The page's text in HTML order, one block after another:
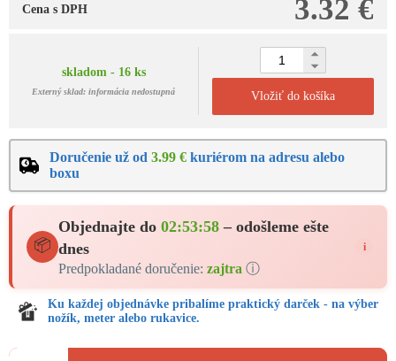
3.32 €
Cena s DPH
skladom - 16 ks
Externý sklad: informácia nedostupná Vložiť do košíka
Doručenie už od 3.99 € kuriérom na adresu alebo
boxu
📦
Objednajte do 02:53:57 – odošleme ešte
dnes
Predpokladané doručenie: zajtra ⓘ
i
Ku každej objednávke pribalíme praktický darček - na výber
nožík, meter alebo rukavice.